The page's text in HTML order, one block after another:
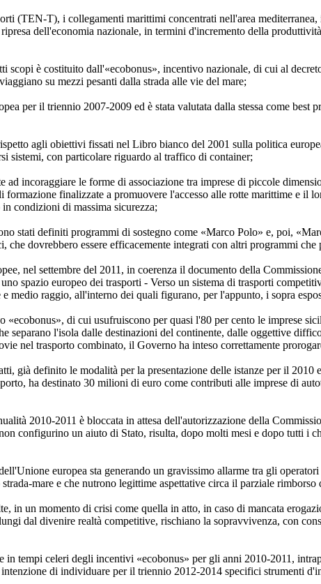
(TEN-T), i collegamenti marittimi concentrati nell'area
dell'economia nazionale, in termini d'incremento della
scopi è costituito dall'«ecobonus», incentivo nazionale, di cui al
su mezzi pesanti dalla strada alle vie del mare;
per il triennio 2007-2009 ed è stata valutata dalla stessa come
agli obiettivi fissati nel Libro bianco del 2001 sulla politica
sistemi, con particolare riguardo al traffico di container;
ad incoraggiare le forme di associazione tra imprese di piccole
formazione finalizzate a promuovere l'accesso alle rotte marittime e
condizioni di massima sicurezza;
stati definiti programmi di sostegno come «Marco Polo» e, poi,
che dovrebbero essere efficacemente integrati con altri programmi
nel settembre del 2011, in coerenza il documento della
spazio europeo dei trasporti - Verso un sistema di trasporti
medio raggio, all'interno dei quali figurano, per l'appunto, i sopra
di cui usufruiscono per quasi l'80 per cento le imprese
separano l'isola dalle destinazioni del continente, dalle oggettive
nel trasporto combinato, il Governo ha inteso correttamente
già definito le modalità per la presentazione delle istanze per il
ha destinato 30 milioni di euro come contributi alle imprese di
2010-2011 è bloccata in attesa dell'autorizzazione della
configurino un aiuto di Stato, risulta, dopo molti mesi e dopo tutti i
europea sta generando un gravissimo allarme tra gli
mare e che nutrono legittime aspettative circa il parziale
in un momento di crisi come quella in atto, in caso di mancata
dal divenire realtà competitive, rischiano la sopravvivenza, con
tempi celeri degli incentivi «ecobonus» per gli anni 2010-2011,
di individuare per il triennio 2012-2014 specifici strumenti